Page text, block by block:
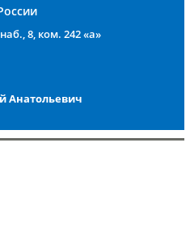
8, ком. 242 «а»
Анатольевич